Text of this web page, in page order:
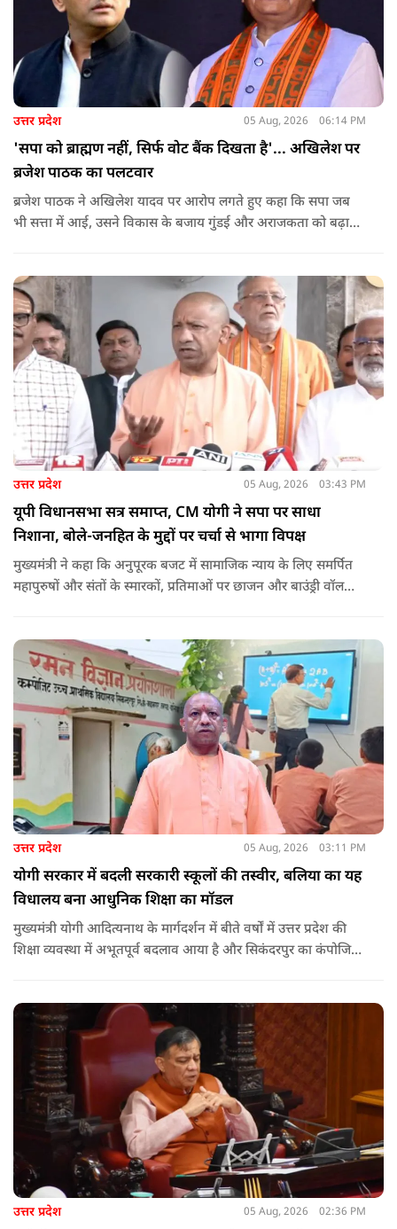
उत्तर प्रदेश 05 Aug, 2026 06:14 PM
'सपा को ब्राह्मण नहीं, सिर्फ वोट बैंक दिखता है'... अखिलेश पर
ब्रजेश पाठक का पलटवार
ब्रजेश पाठक ने अखिलेश यादव पर आरोप लगते हुए कहा कि सपा जब
भी सत्ता में आई, उसने विकास के बजाय गुंडई और अराजकता को बढ़ावा
उत्तर प्रदेश 05 Aug, 2026 03:43 PM
यूपी विधानसभा सत्र समाप्त, CM योगी ने सपा पर साधा
निशाना, बोले-जनहित के मुद्दों पर चर्चा से भागा विपक्ष
मुख्यमंत्री ने कहा कि अनुपूरक बजट में सामाजिक न्याय के लिए समर्पित
महापुरुषों और संतों के स्मारकों, प्रतिमाओं पर छाजन और बाउंड्री वॉल
चाहती थी, हालांकि सदन ने अंततः अनुपूरक बजट को मंजूरी दे दी.
उत्तर प्रदेश 05 Aug, 2026 03:11 PM
योगी सरकार में बदली सरकारी स्कूलों की तस्वीर, बलिया का यह
विधालय बना आधुनिक शिक्षा का मॉडल
मुख्यमंत्री योगी आदित्यनाथ के मार्गदर्शन में बीते वर्षों में उत्तर प्रदेश की
शिक्षा व्यवस्था में अभूतपूर्व बदलाव आया है और सिकंदरपुर का कंपोजिट
उत्तर प्रदेश 05 Aug, 2026 02:36 PM